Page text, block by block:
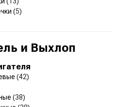
(5)
и Выхлоп
(42)
(38)